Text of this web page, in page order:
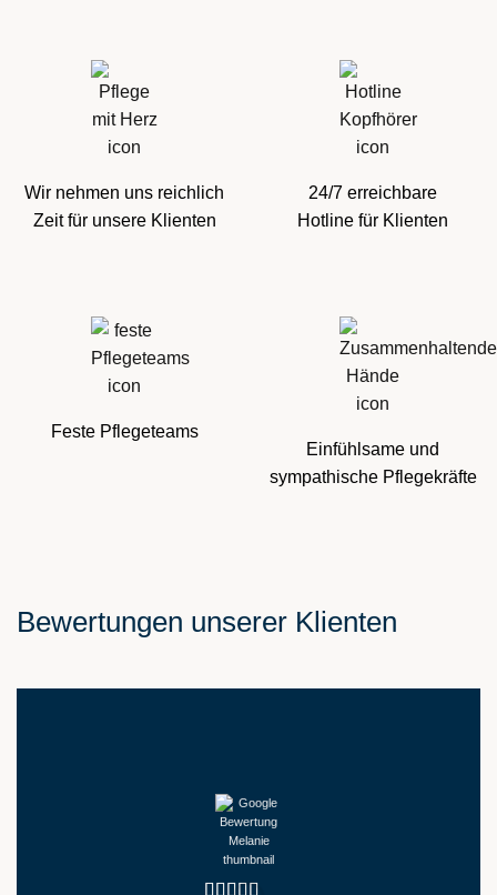
Wir nehmen uns reichlich
Zeit für unsere Klienten
24/7 erreichbare
Hotline für Klienten
Feste Pflegeteams
Einfühlsame und
sympathische Pflegekräfte
Bewertungen unserer Klienten